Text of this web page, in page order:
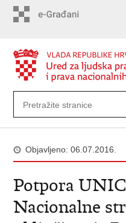
Objavljeno: 06.07.2016.
Potpora
Nacionalne